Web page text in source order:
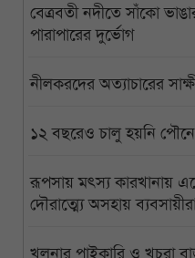
বেত্রবতী নদীতে সাঁকো
পারাপারের দুর্ভোগ
নীলকরদের অত্যাচারের
১২ বছরেও চালু হয়নি
রূপসায় মৎস্য কারখানায়
দৌরাত্ম্যে অসহায়
খুলনার পাইকারি ও খুচরা